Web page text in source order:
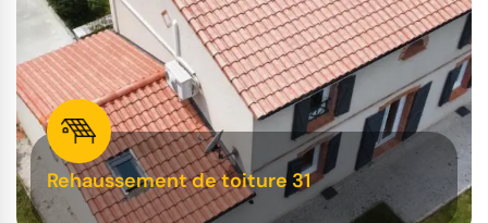
Rehaussement de toiture 31